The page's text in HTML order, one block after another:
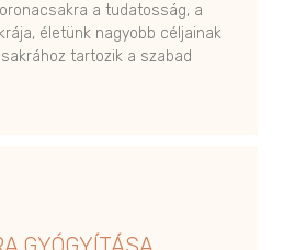
a tudatosság, a
életünk nagyobb céljainak
tartozik a szabad